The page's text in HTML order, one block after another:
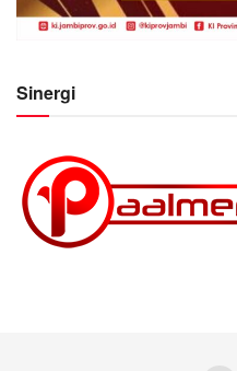
Sinergi